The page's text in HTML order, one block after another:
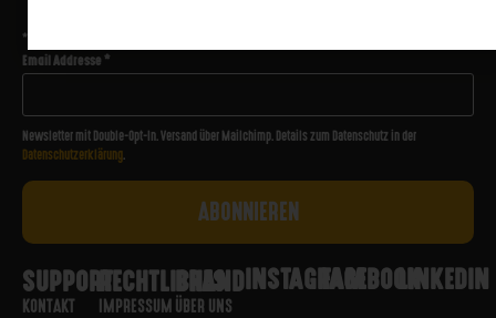
*
Email Addresse*
Newsletter mit Double-Opt-In. Versand über Mailchimp. Details zum Datenschutz in der
Datenschutzerklärung.
SUPPORT
KONTAKT
RECHTLICHES
IMPRESSUM
BRAND
ÜBER UNS
INSTAGRAMFACEBOOKLINKEDIN